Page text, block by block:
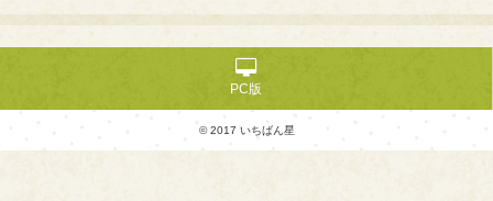
PC版
© 2017 いちばん星